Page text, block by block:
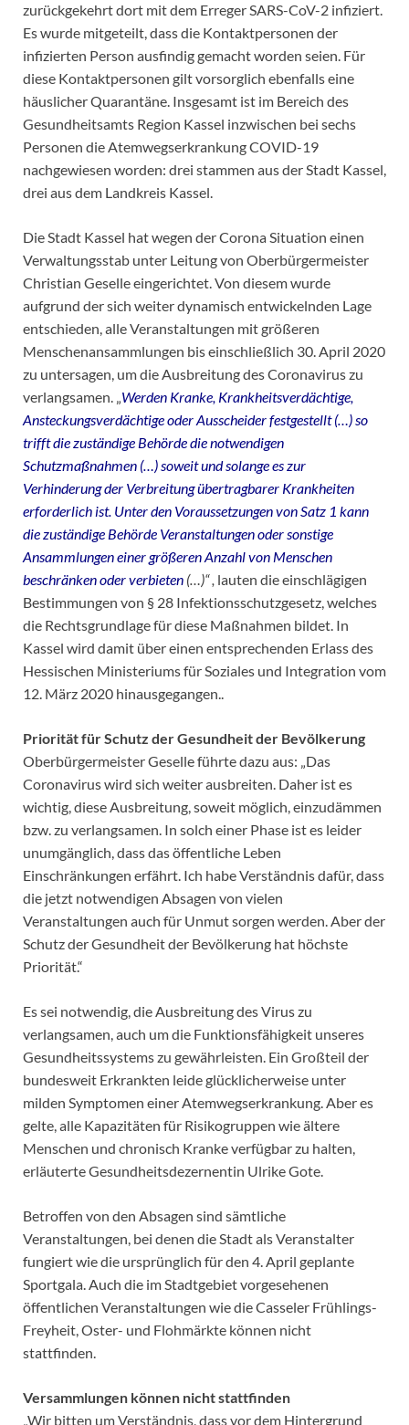
zurückgekehrt dort mit dem Erreger SARS-CoV-2 infiziert.
Es wurde mitgeteilt, dass die Kontaktpersonen der
infizierten Person ausfindig gemacht worden seien. Für
diese Kontaktpersonen gilt vorsorglich ebenfalls eine
häuslicher Quarantäne. Insgesamt ist im Bereich des
Gesundheitsamts Region Kassel inzwischen bei sechs
Personen die Atemwegserkrankung COVID-19
nachgewiesen worden: drei stammen aus der Stadt Kassel,
drei aus dem Landkreis Kassel.
Die Stadt Kassel hat wegen der Corona Situation einen
Verwaltungsstab unter Leitung von Oberbürgermeister
Christian Geselle eingerichtet. Von diesem wurde
aufgrund der sich weiter dynamisch entwickelnden Lage
entschieden, alle Veranstaltungen mit größeren
Menschenansammlungen bis einschließlich 30. April 2020
zu untersagen, um die Ausbreitung des Coronavirus zu
verlangsamen. „Werden Kranke, Krankheitsverdächtige,
Ansteckungsverdächtige oder Ausscheider festgestellt (…) so
trifft die zuständige Behörde die notwendigen
Schutzmaßnahmen (…) soweit und solange es zur
Verhinderung der Verbreitung übertragbarer Krankheiten
erforderlich ist. Unter den Voraussetzungen von Satz 1 kann
die zuständige Behörde Veranstaltungen oder sonstige
Ansammlungen einer größeren Anzahl von Menschen
beschränken oder verbieten (…)“ , lauten die einschlägigen
Bestimmungen von § 28 Infektionsschutzgesetz, welches
die Rechtsgrundlage für diese Maßnahmen bildet. In
Kassel wird damit über einen entsprechenden Erlass des
Hessischen Ministeriums für Soziales und Integration vom
12. März 2020 hinausgegangen..
Priorität für Schutz der Gesundheit der Bevölkerung
Oberbürgermeister Geselle führte dazu aus: „Das
Coronavirus wird sich weiter ausbreiten. Daher ist es
wichtig, diese Ausbreitung, soweit möglich, einzudämmen
bzw. zu verlangsamen. In solch einer Phase ist es leider
unumgänglich, dass das öffentliche Leben
Einschränkungen erfährt. Ich habe Verständnis dafür, dass
die jetzt notwendigen Absagen von vielen
Veranstaltungen auch für Unmut sorgen werden. Aber der
Schutz der Gesundheit der Bevölkerung hat höchste
Priorität.“
Es sei notwendig, die Ausbreitung des Virus zu
verlangsamen, auch um die Funktionsfähigkeit unseres
Gesundheitssystems zu gewährleisten. Ein Großteil der
bundesweit Erkrankten leide glücklicherweise unter
milden Symptomen einer Atemwegserkrankung. Aber es
gelte, alle Kapazitäten für Risikogruppen wie ältere
Menschen und chronisch Kranke verfügbar zu halten,
erläuterte Gesundheitsdezernentin Ulrike Gote.
Betroffen von den Absagen sind sämtliche
Veranstaltungen, bei denen die Stadt als Veranstalter
fungiert wie die ursprünglich für den 4. April geplante
Sportgala. Auch die im Stadtgebiet vorgesehenen
öffentlichen Veranstaltungen wie die Casseler Frühlings-
Freyheit, Oster- und Flohmärkte können nicht
stattfinden.
Versammlungen können nicht stattfinden
„Wir bitten um Verständnis, dass vor dem Hintergrund